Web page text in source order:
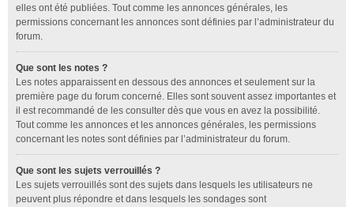
elles ont été publiées. Tout comme les annonces générales, les
permissions concernant les annonces sont définies par l’administrateur du
forum.
Que sont les notes ?
Les notes apparaissent en dessous des annonces et seulement sur la
première page du forum concerné. Elles sont souvent assez importantes et
il est recommandé de les consulter dès que vous en avez la possibilité.
Tout comme les annonces et les annonces générales, les permissions
concernant les notes sont définies par l’administrateur du forum.
Que sont les sujets verrouillés ?
Les sujets verrouillés sont des sujets dans lesquels les utilisateurs ne
peuvent plus répondre et dans lesquels les sondages sont